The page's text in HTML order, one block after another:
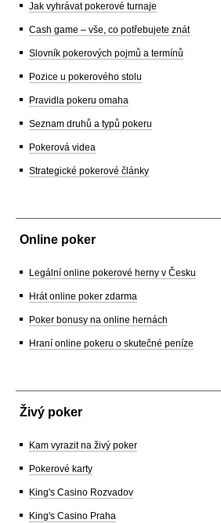
Jak vyhrávat pokerové turnaje
Cash game – vše, co potřebujete znát
Slovník pokerových pojmů a termínů
Pozice u pokerového stolu
Pravidla pokeru omaha
Seznam druhů a typů pokeru
Pokerová videa
Strategické pokerové články
Online poker
Legální online pokerové herny v Česku
Hrát online poker zdarma
Poker bonusy na online hernách
Hraní online pokeru o skutečné peníze
Živý poker
Kam vyrazit na živý poker
Pokerové karty
King's Casino Rozvadov
King's Casino Praha